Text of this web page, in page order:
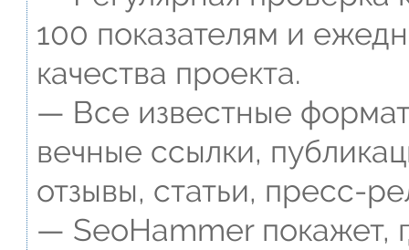
100 показателям и
качества проекта.
— Все известные
вечные ссылки,
отзывы, статьи, пресс-
— SeoHammer покажет,